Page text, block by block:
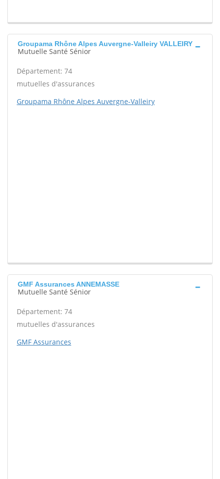
Groupama Rhône Alpes Auvergne-Valleiry VALLEIRY
Mutuelle Santé Sénior
Département: 74
mutuelles d'assurances
Groupama Rhône Alpes Auvergne-Valleiry
GMF Assurances ANNEMASSE
Mutuelle Santé Sénior
Département: 74
mutuelles d'assurances
GMF Assurances